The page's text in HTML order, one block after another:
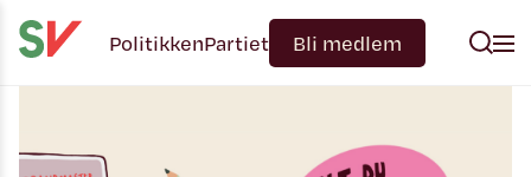
PolitikkenPartiet Bli medlem